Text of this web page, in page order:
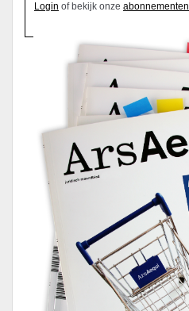
Login of bekijk onze abonnementen